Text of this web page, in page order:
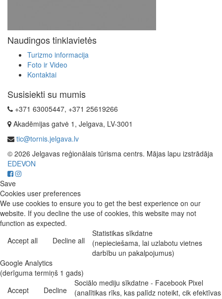
Naudingos tinklavietės
Turizmo informacija
Foto ir Video
Kontaktai
Susisiekti su mumis
+371 63005447, +371 25619266
Akadēmijas gatvė 1, Jelgava, LV-3001
tic@tornis.jelgava.lv
© 2026 Jelgavas reģionālais tūrisma centrs. Mājas lapu izstrādāja
EDEVON
Save
Cookies user preferences
We use cookies to ensure you to get the best experience on our
website. If you decline the use of cookies, this website may not
function as expected.
Accept all
Decline all
Statistikas sīkdatne
(nepieciešama, lai uzlabotu vietnes
darbību un pakalpojumus)
Google Analytics
(derīguma termiņš 1 gads)
Accept
Decline
Sociālo mediju sīkdatne - Facebook Pixel
(analītikas rīks, kas palīdz noteikt, cik efektīvas